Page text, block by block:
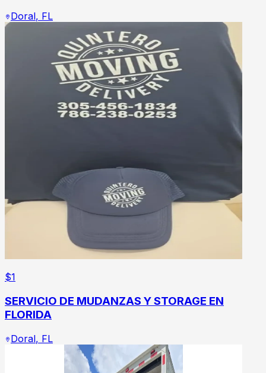
Doral, FL
$1
SERVICIO DE MUDANZAS Y STORAGE EN
FLORIDA
Doral, FL